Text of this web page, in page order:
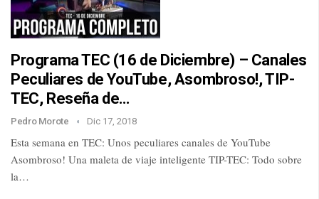
Programa TEC (16 de Diciembre) – Canales
Peculiares de YouTube, Asombroso!, TIP-
TEC, Reseña de…
Pedro Morote Dic 17, 2018
Esta semana en TEC: Unos peculiares canales de YouTube
Asombroso! Una maleta de viaje inteligente TIP-TEC: Todo sobre
la…